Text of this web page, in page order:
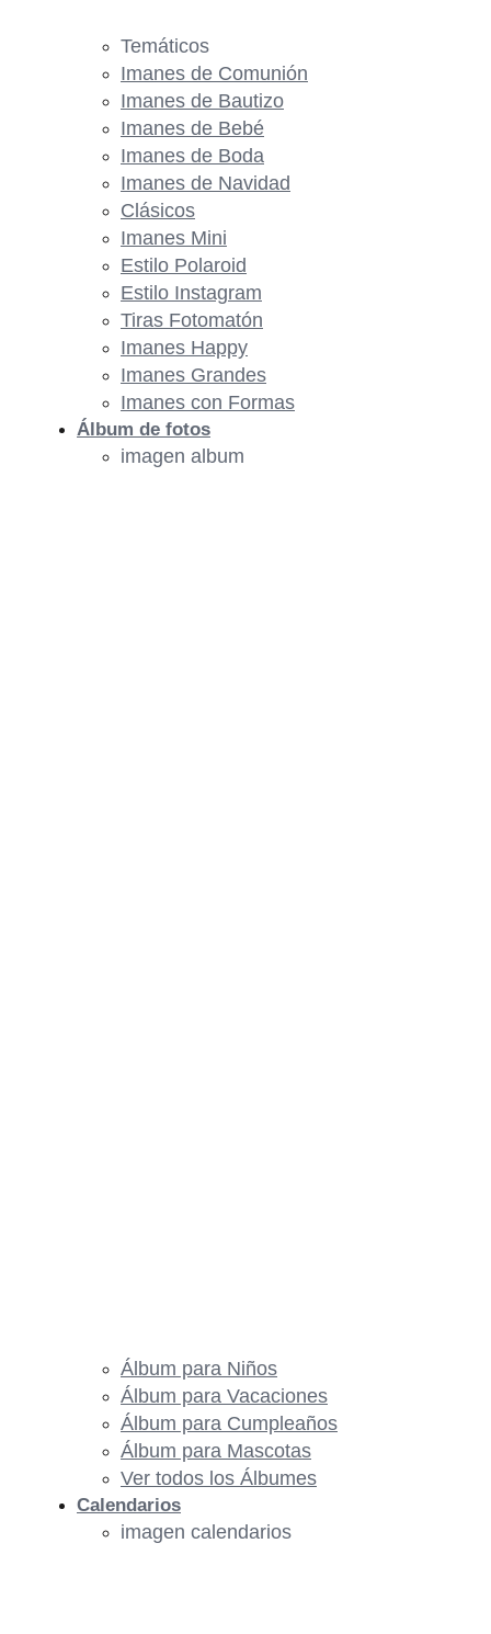
Temáticos
Imanes de Comunión
Imanes de Bautizo
Imanes de Bebé
Imanes de Boda
Imanes de Navidad
Clásicos
Imanes Mini
Estilo Polaroid
Estilo Instagram
Tiras Fotomatón
Imanes Happy
Imanes Grandes
Imanes con Formas
Álbum de fotos
imagen album
Álbum para Niños
Álbum para Vacaciones
Álbum para Cumpleaños
Álbum para Mascotas
Ver todos los Álbumes
Calendarios
imagen calendarios